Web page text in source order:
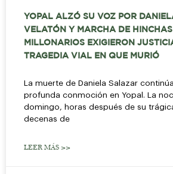
YOPAL ALZÓ SU VOZ POR
VELATÓN Y MARCHA DE
MILLONARIOS EXIGIERON
TRAGEDIA VIAL EN QUE MURIÓ
La muerte de Daniela Salazar
profunda conmoción en Yopal. La
domingo, horas después de su
decenas de
LEER MÁS >>